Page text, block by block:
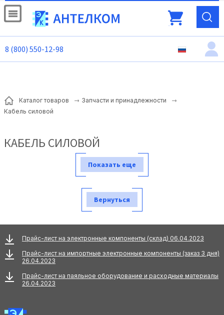
8 (800) 550-12-98
Каталог товаров
Запчасти и принадлежности
Кабель силовой
КАБЕЛЬ СИЛОВОЙ
Показать еще
Вернуться
Прайс-лист на электронные компоненты (склад) 06.04.2023
Прайс-лист на импортные электронные компоненты (заказ 3 дня)
26.04.2023
Прайс-лист на паяльное оборудование и расходные материалы
26.04.2023